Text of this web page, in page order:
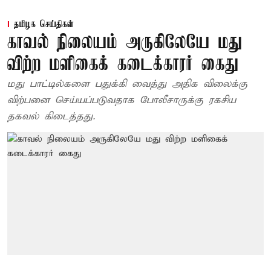
தமிழக செய்திகள்
காவல் நிலையம் அருகிலேயே மது
விற்ற மளிகைக் கடைக்காரர் கைது
மது பாட்டில்களை பதுக்கி வைத்து அதிக விலைக்கு
விற்பனை செய்யப்படுவதாக போலீசாருக்கு ரகசிய
தகவல் கிடைத்தது.